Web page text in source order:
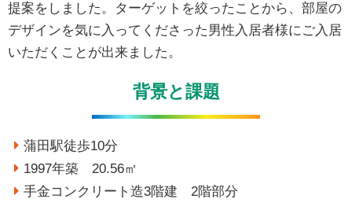
提案をしました。ターゲットを絞ったことから、部屋の
デザインを気に入ってくださった男性入居者様にご入居
いただくことが出来ました。
背景と課題
蒲田駅徒歩10分
1997年築 20.56㎡
手金コンクリート造3階建 2階部分